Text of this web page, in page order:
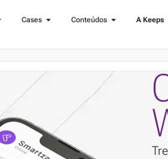
Cases Conteúdos A Keeps